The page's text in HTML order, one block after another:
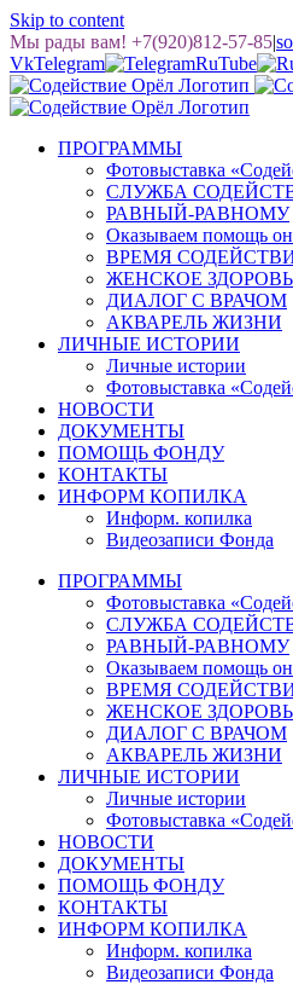
Skip to content
Мы рады вам! +7(920)812-57-85|
VkTelegram RuTube
ПРОГРАММЫ
Фотовыставка
СЛУЖБА
РАВНЫЙ-РАВНОМУ
Оказываем помощь
ВРЕМЯ
ЖЕНСКОЕ
ДИАЛОГ С ВРАЧОМ
АКВАРЕЛЬ ЖИЗНИ
ЛИЧНЫЕ ИСТОРИИ
Личные истории
Фотовыставка
НОВОСТИ
ДОКУМЕНТЫ
ПОМОЩЬ ФОНДУ
КОНТАКТЫ
ИНФОРМ КОПИЛКА
Информ. копилка
Видеозаписи Фонда
ПРОГРАММЫ
Фотовыставка
СЛУЖБА
РАВНЫЙ-РАВНОМУ
Оказываем помощь
ВРЕМЯ
ЖЕНСКОЕ
ДИАЛОГ С ВРАЧОМ
АКВАРЕЛЬ ЖИЗНИ
ЛИЧНЫЕ ИСТОРИИ
Личные истории
Фотовыставка
НОВОСТИ
ДОКУМЕНТЫ
ПОМОЩЬ ФОНДУ
КОНТАКТЫ
ИНФОРМ КОПИЛКА
Информ. копилка
Видеозаписи Фонда